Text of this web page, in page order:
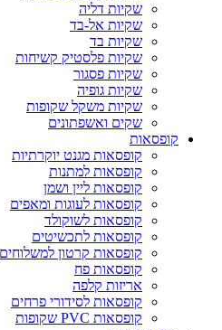
שקיות דליה
שקיות אל-בד
שקיות בד
שקיות פלסטיק קשיחות
שקיות פסגור
שקיות גופיה
שקיות משקל שקופות
שקים ואשפתונים
קופסאות
קופסאות מגנט יוקרתיות
קופסאות למתנות
קופסאות ליין ושמן
קופסאות לעוגות ומאפים
קופסאות לשוקולד
קופסאות לתכשיטים
קופסאות קרטון למשלוחים
קופסאות פח
אריזות קלפה
קופסאות לסידורי פרחים
קופסאות PVC שקופות